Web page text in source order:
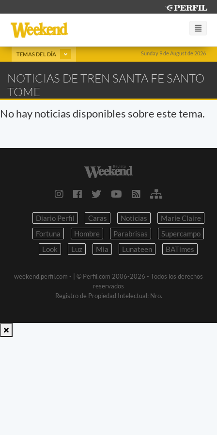
Sunday 9 de August de 2026
TEMAS DEL DÍA
NOTICIAS DE TREN SANTA FE SANTO
TOME
No hay noticias disponibles sobre este tema.
Diario Perfil Caras Noticias
Marie Claire
Fortuna
Hombre Parabrisas
Supercampo
Look
Luz Mia Lunateen BATimes
weekend.perfil.com -
| © Perfil.com 2006-2026 - Todos los derechos
reservados
Registro de Propiedad Intelectual: Nro.